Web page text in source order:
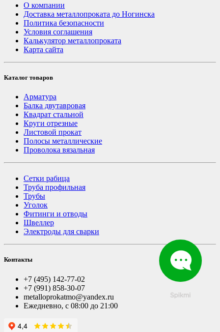
О компании
Доставка металлопроката до Ногинска
Политика безопасности
Условия соглашения
Калькулятор металлопроката
Карта сайта
Каталог товаров
Арматура
Балка двутавровая
Квадрат стальной
Круги отрезные
Листовой прокат
Полосы металлические
Проволока вязальная
Сетки рабица
Труба профильная
Трубы
Уголок
Фитинги и отводы
Швеллер
Электроды для сварки
Контакты
+7 (495) 142-77-02
+7 (991) 858-30-07
metalloprokatmo@yandex.ru
Ежедневно, с 08:00 до 21:00